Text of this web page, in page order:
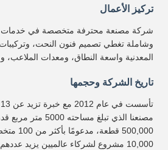
تركيز الأعمال
شركة مصنعة محترفة متخصصة في خدمات
وشاملة تغطي تصميم فنون النحت، وتركيبات
المعدنية واسعة النطاق، ومعدات الملاعب،
تاريخ الشركة وحجمها
مصنعنا الذي تبلغ
500,000
10,000 مشروع لشركاء عالميين يزيد عددهم عن 40 شريكًا.